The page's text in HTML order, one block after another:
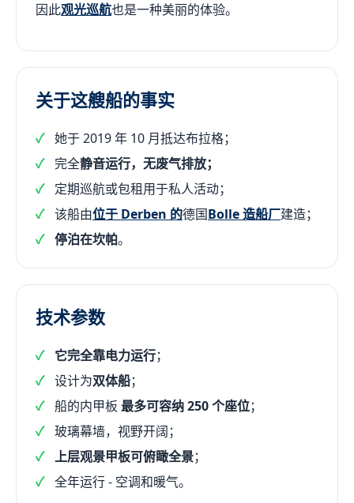
因此观光巡航也是一种美丽的体验。
关于这艘船的事实
她于 2019 年 10 月抵达布拉格；
完全静音运行，无废气排放；
定期巡航或包租用于私人活动；
该船由位于 Derben 的德国Bolle 造船厂建造；
停泊在坎帕。
技术参数
它完全靠电力运行；
设计为双体船；
船的内甲板 最多可容纳 250 个座位；
玻璃幕墙，视野开阔；
上层观景甲板可俯瞰全景；
全年运行 - 空调和暖气。